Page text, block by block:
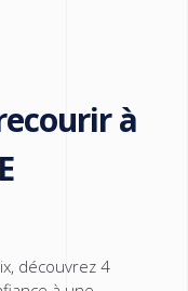
à
découvrez 4